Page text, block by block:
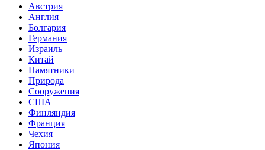
Австрия
Англия
Болгария
Германия
Израиль
Китай
Памятники
Природа
Сооружения
США
Финляндия
Франция
Чехия
Япония